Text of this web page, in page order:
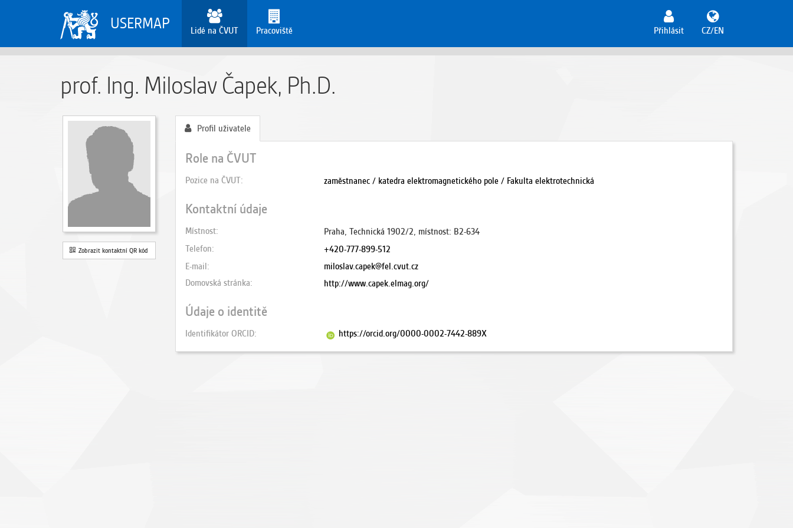
USERMAP Lidé na ČVUT Pracoviště Přihlásit CZ/EN
prof. Ing. Miloslav Čapek, Ph.D.
Zobrazit kontaktní QR kód
Profil uživatele
Role na ČVUT
Pozice na ČVUT zaměstnanec / katedra elektromagnetického pole / Fakulta elektrotechnická
Kontaktní údaje
Místnost
Praha, Technická 1902/2, místnost: B2-634
Telefon
+420-777-899-512
E-mail
miloslav.capek@fel.cvut.cz
Domovská stránka
http://www.capek.elmag.org/
Údaje o identitě
Identifikátor ORCID https://orcid.org/0000-0002-7442-889X